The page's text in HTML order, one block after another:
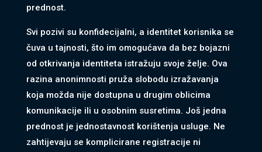
prednost.
Svi pozivi su konfidecijalni, a identitet korisnika se
čuva u tajnosti, što im omogućava da bez bojazni
od otkrivanja identiteta istražuju svoje želje. Ova
razina anonimnosti pruža slobodu izražavanja
koja možda nije dostupna u drugim oblicima
komunikacije ili u osobnim susretima. Još jedna
prednost je jednostavnost korištenja usluge. Ne
zahtijevaju se komplicirane registracije ni